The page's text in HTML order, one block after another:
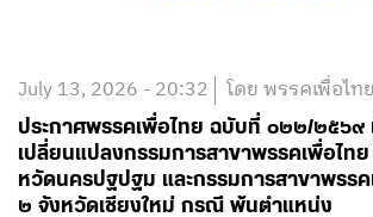
July 13, 2026 - 20:32 โดย พรรคเพื่อไทย
ประกาศพรรคเพื่อไทย ฉบับที่ ๐๒๒/๒๕๖๙
เปลี่ยนแปลงกรรมการสาขาพรรคเพื่อไท
หวัดนครปฐปฐม และกรรมการสาขาพรร
๒ จังหวัดเชียงใหม่ กรณี พ้นตำแหน่ง